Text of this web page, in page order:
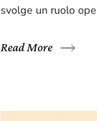
svolge un ruolo
Read More